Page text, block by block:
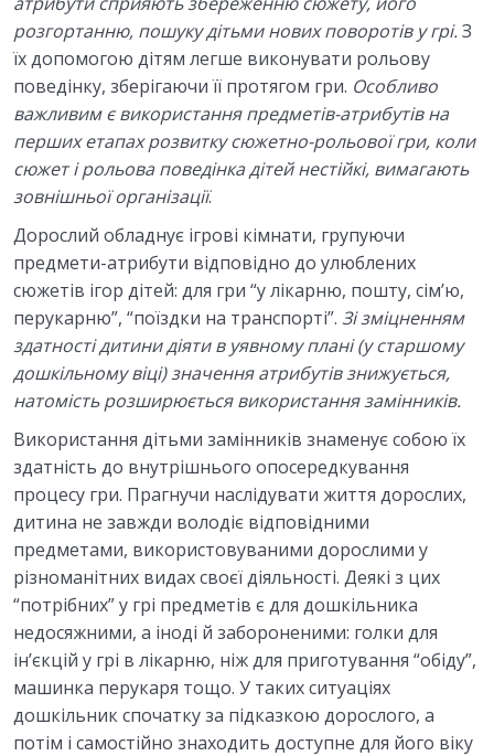
розгортанню, пошуку дітьми нових поворотів у грі.З
їх допомогою дітям легше виконувати рольову
поведінку, зберігаючи її протягом гри. Особливо
важливим є використання предметів-атрибутів на
перших етапах розвитку сюжетно-рольової гри, коли
сюжет і рольова поведінка дітей нестійкі, вимагають
зовнішньої організації.
Дорослий обладнує ігрові кімнати, групуючи
предмети-атрибути відповідно до улюблених
сюжетів ігор дітей: для гри “у лікарню, пошту, сім’ю,
перукарню”, “поїздки на транспорті”. Зі зміцненням
здатностідитини діяти в уявному плані (у старшому
дошкільному віці) значення атрибутів знижується,
натомість розширюється використання замінників.
Використання дітьми замінників знаменує собою їх
здатність до внутрішнього опосередкування
процесу гри. Прагнучи наслідувати життя дорослих,
дитина не завжди володіє відповідними
предметами, використовуваними дорослими у
різноманітних видах своєї діяльності. Деякі з цих
“потрібних” у грі предметів є для дошкільника
недосяжними, а іноді й забороненими: голки для
ін’єкцій у грі в лікарню, ніж для приготування “обіду”,
машинка перукаря тощо. У таких ситуаціях
дошкільник спочатку за підказкою дорослого, а
потім і самостійно знаходить доступне для його віку